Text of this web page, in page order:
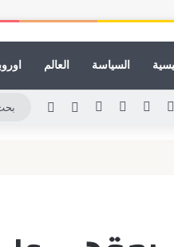
السياسة العالم
لينكدإنيوتيوب انستقرام
مقالالوضع